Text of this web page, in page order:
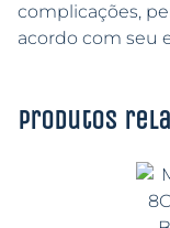
complicações,
acordo com seu
Produtos